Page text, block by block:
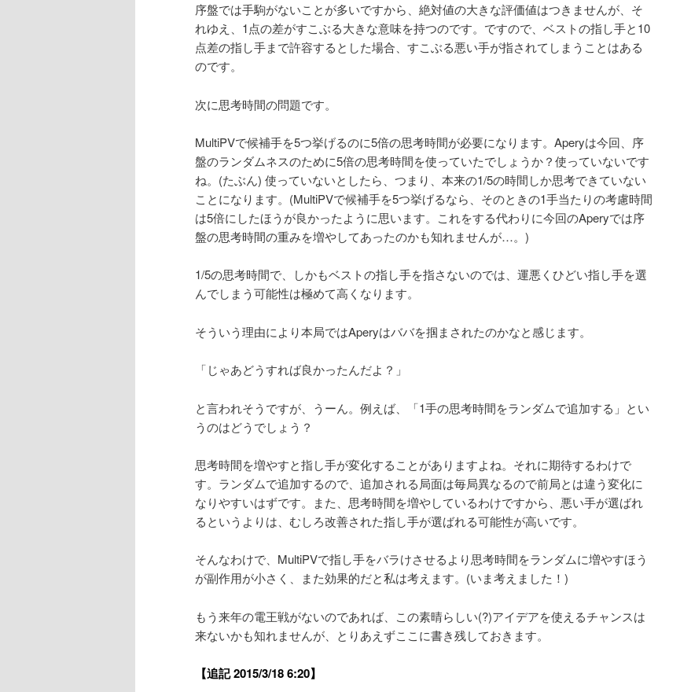
序盤では手駒がないことが多いですから、絶対値の大きな評価値はつきませんが、そ
れゆえ、1点の差がすこぶる大きな意味を持つのです。ですので、ベストの指し手と10
点差の指し手まで許容するとした場合、すこぶる悪い手が指されてしまうことはある
のです。
次に思考時間の問題です。
MultiPVで候補手を5つ挙げるのに5倍の思考時間が必要になります。Aperyは今回、序
盤のランダムネスのために5倍の思考時間を使っていたでしょうか？使っていないです
ね。(たぶん) 使っていないとしたら、つまり、本来の1/5の時間しか思考できていない
ことになります。(MultiPVで候補手を5つ挙げるなら、そのときの1手当たりの考慮時間
は5倍にしたほうが良かったように思います。これをする代わりに今回のAperyでは序
盤の思考時間の重みを増やしてあったのかも知れませんが…。)
1/5の思考時間で、しかもベストの指し手を指さないのでは、運悪くひどい指し手を選
んでしまう可能性は極めて高くなります。
そういう理由により本局ではAperyはババを掴まされたのかなと感じます。
「じゃあどうすれば良かったんだよ？」
と言われそうですが、うーん。例えば、「1手の思考時間をランダムで追加する」とい
うのはどうでしょう？
思考時間を増やすと指し手が変化することがありますよね。それに期待するわけで
す。ランダムで追加するので、追加される局面は毎局異なるので前局とは違う変化に
なりやすいはずです。また、思考時間を増やしているわけですから、悪い手が選ばれ
るというよりは、むしろ改善された指し手が選ばれる可能性が高いです。
そんなわけで、MultiPVで指し手をバラけさせるより思考時間をランダムに増やすほう
が副作用が小さく、また効果的だと私は考えます。(いま考えました！)
もう来年の電王戦がないのであれば、この素晴らしい(?)アイデアを使えるチャンスは
来ないかも知れませんが、とりあえずここに書き残しておきます。
【追記 2015/3/18 6:20】